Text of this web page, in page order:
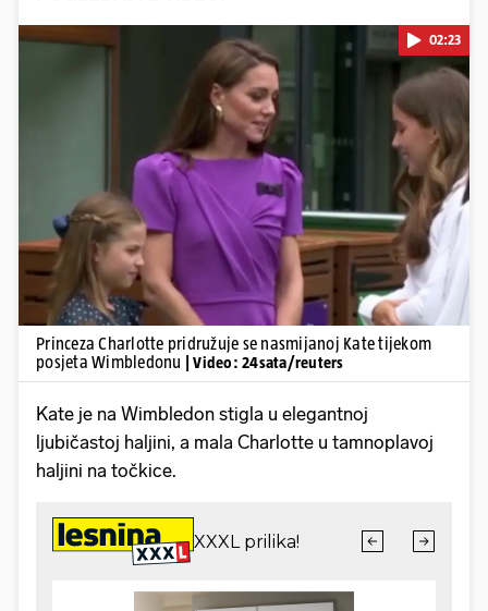
Pokretanje videa...
02:23
Princeza Charlotte pridružuje se nasmijanoj Kate tijekom
posjeta Wimbledonu
| Video: 24sata/reuters
Kate je na Wimbledon stigla u elegantnoj
ljubičastoj haljini, a mala Charlotte u tamnoplavoj
haljini na točkice.